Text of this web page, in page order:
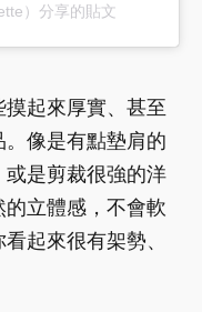
）分享的貼文
起來厚實、甚至
像是有點墊肩的
是剪裁很強的洋
立體感，不會軟
起來很有架勢、